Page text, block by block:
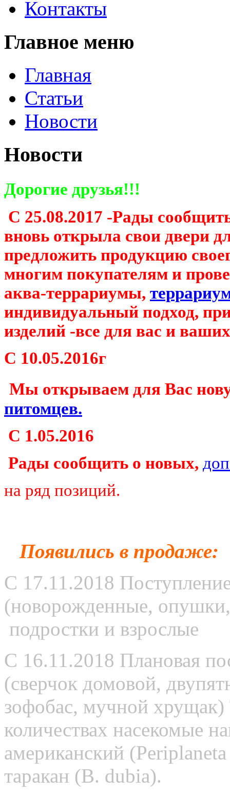
Контакты
Главное меню
Главная
Статьи
Новости
Новости
Дорогие друзья!!!
С 25.08.2017 -Рады
вновь открыла свои двери
предложить продукцию
многим покупателям и
аква-террариумы,
индивидуальный подход,
изделий -все для вас и
С 10.05.2016г
Мы открываем для Вас
питомцев.
С 1.05.2016
Рады сообщить о новых,
на ряд позиций.
Появились в продаже:
С 17.11.2018
(новорожденные,
подростки и взрослые
С 16.11.2018 Плановая
(сверчок домовой,
зофобас, мучной
количествах насекомые
американский
таракан (B. dubia).